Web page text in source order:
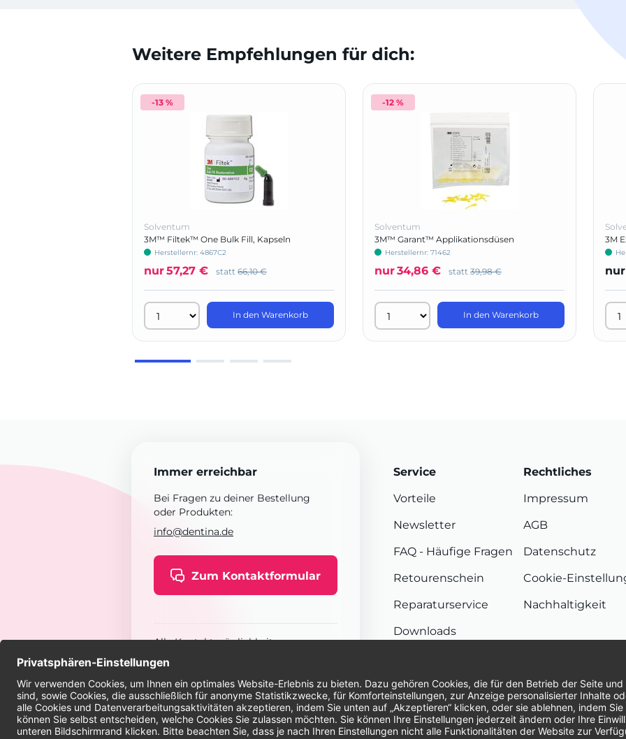
Weitere Empfehlungen für dich:
-13 %
Solventum
3M™ Filtek™ One Bulk Fill, Kapseln
Herstellernr: 4867C2
nur57,27 € statt 66,10 €
In den Warenkorb
-12 %
Solventum
3M™ Garant™ Applikationsdüsen
Herstellernr: 71462
nur34,86 € statt 39,98 €
In den Warenkorb
3M
nur
Immer erreichbar
Bei Fragen zu deiner Bestellung
oder Produkten:
info@dentina.de
Zum Kontaktformular
Alle Kontaktmöglichkeiten
Service
Vorteile
Newsletter
FAQ - Häufige Fragen
Retourenschein
Reparaturservice
Downloads
Rechtliches
Impressum
AGB
Datenschutz
Cookie-
Nachhaltigkeit